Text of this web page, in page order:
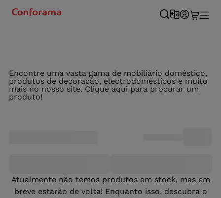
Encontre uma vasta gama de mobiliário doméstico,
produtos de decoração, electrodomésticos e muito
mais no nosso site. Clique aqui para procurar um
produto!
Atualmente não temos produtos em stock, mas em
breve estarão de volta! Enquanto isso, descubra o